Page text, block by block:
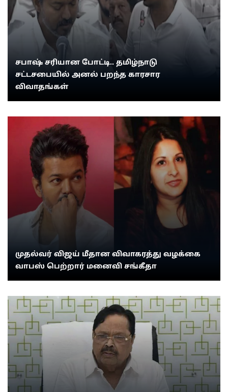
சபாஷ் சரியான போட்டி.. தமிழ்நாடு
சட்டசபையில் அனல் பறந்த காரசார
விவாதங்கள்
முதல்வர் விஜய் மீதான விவாகரத்து வழக்கை
வாபஸ் பெற்றார் மனைவி சங்கீதா